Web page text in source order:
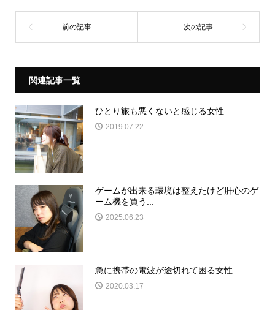
関連記事一覧
ひとり旅も悪くないと感じる女性
2019.07.22
ゲームが出来る環境は整えたけど肝心のゲ
ーム機を買う...
2025.06.23
急に携帯の電波が途切れて困る女性
2020.03.17